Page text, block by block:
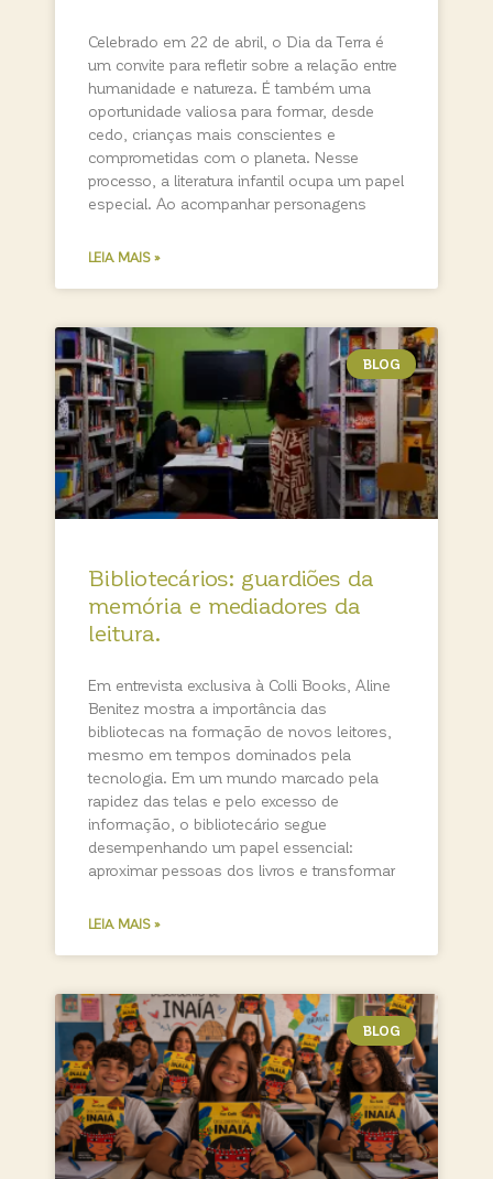
Celebrado em 22 de abril, o Dia da Terra é
um convite para refletir sobre a relação entre
humanidade e natureza. É também uma
oportunidade valiosa para formar, desde
cedo, crianças mais conscientes e
comprometidas com o planeta. Nesse
processo, a literatura infantil ocupa um papel
especial. Ao acompanhar personagens
LEIA MAIS »
BLOG
Bibliotecários: guardiões da
memória e mediadores da
leitura.
Em entrevista exclusiva à Colli Books, Aline
Benitez mostra a importância das
bibliotecas na formação de novos leitores,
mesmo em tempos dominados pela
tecnologia. Em um mundo marcado pela
rapidez das telas e pelo excesso de
informação, o bibliotecário segue
desempenhando um papel essencial:
aproximar pessoas dos livros e transformar
LEIA MAIS »
BLOG